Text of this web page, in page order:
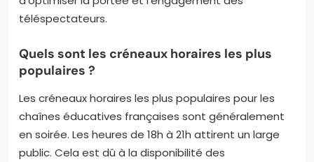
téléspectateurs.
Quels sont les créneaux horaires les plus
populaires ?
Les créneaux horaires les plus populaires pour les
chaînes éducatives françaises sont généralement
en soirée. Les heures de 18h à 21h attirent un large
public. Cela est dû à la disponibilité des